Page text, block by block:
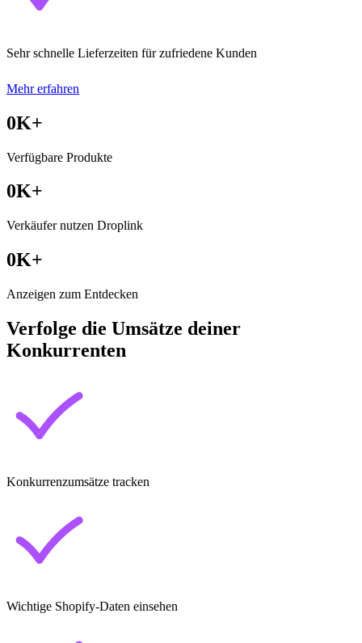
Sehr schnelle Lieferzeiten für zufriedene Kunden
Mehr erfahren
0K+
Verfügbare Produkte
0K+
Verkäufer nutzen Droplink
0K+
Anzeigen zum Entdecken
Verfolge die Umsätze deiner
Konkurrenten
Konkurrenzumsätze tracken
Wichtige Shopify-Daten einsehen